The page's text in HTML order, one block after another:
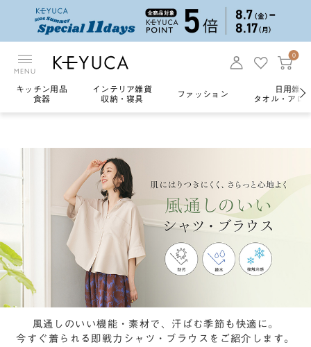
MENU
0
キッチン用品
食器
インテリア雑貨
収納・寝具
ファッション
日用雑貨
タオル・アロ
風通しのいい機能・素材で、汗ばむ季節も快適に。
今すぐ着られる即戦力シャツ・ブラウスをご紹介します。